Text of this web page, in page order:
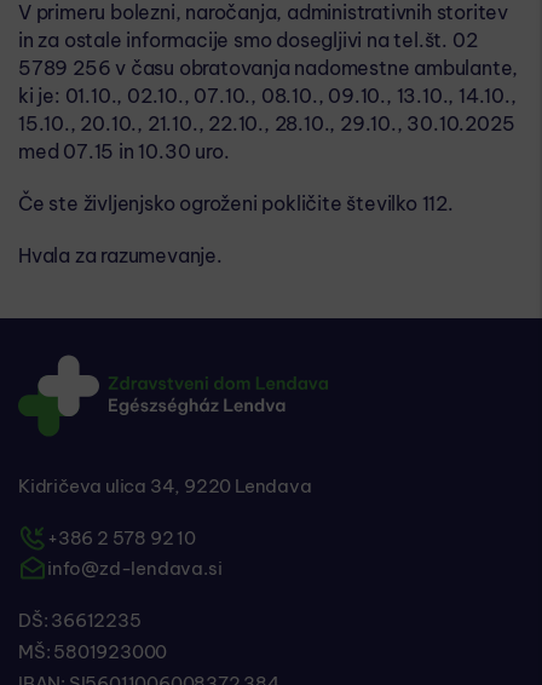
V primeru bolezni, naročanja, administrativnih storitev
in za ostale informacije smo dosegljivi na tel.št. 02
5789 256 v času obratovanja nadomestne ambulante,
ki je: 01.10., 02.10., 07.10., 08.10., 09.10., 13.10., 14.10.,
15.10., 20.10., 21.10., 22.10., 28.10., 29.10., 30.10.2025
med 07.15 in 10.30 uro.
Če ste življenjsko ogroženi pokličite številko 112.
Hvala za razumevanje.
Kidričeva ulica 34, 9220 Lendava
+386 2 578 92 10
info@zd-lendava.si
DŠ: 36612235
MŠ: 5801923000